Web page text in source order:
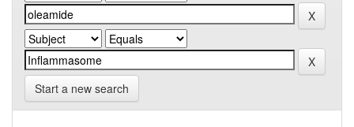
Start a new search